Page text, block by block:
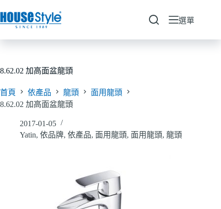
至
要
選單
8.62.02 加高面盆龍頭
首頁 依產品 龍頭
面用龍頭
8.62.02 加高面盆龍頭
2017-01-05
Yatin, 依品牌, 依產品, 面用龍頭, 面用龍頭, 龍頭